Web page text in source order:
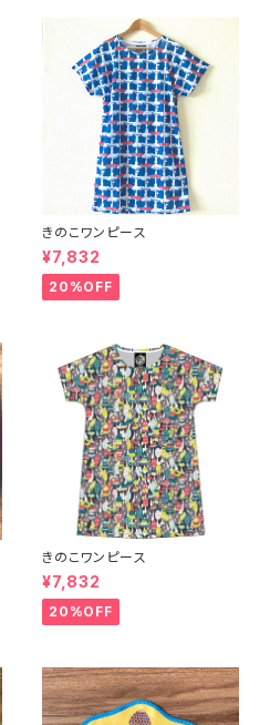
きのこワンピース
¥7,832
20%OFF
きのこワンピース
¥7,832
20%OFF